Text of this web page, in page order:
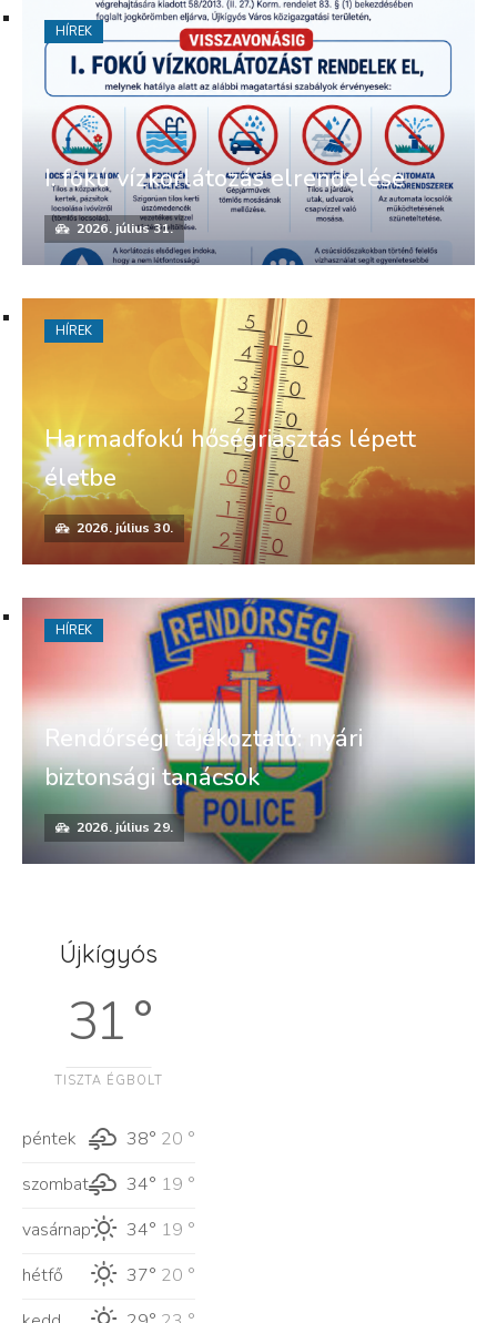
I. fokú vízkorlátozás elrendelése
2026. július 31.
HÍREK
Harmadfokú hőségriasztás lépett
életbe
2026. július 30.
HÍREK
Rendőrségi tájékoztató: nyári
biztonsági tanácsok
2026. július 29.
HÍREK
Újkígyós
31 °
TISZTA ÉGBOLT
péntek 38° 20 °
szombat
34° 19 °
vasárnap
34° 19 °
hétfő
37° 20 °